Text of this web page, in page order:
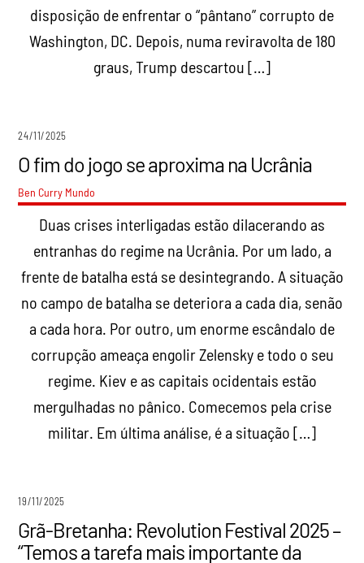
disposição de enfrentar o “pântano” corrupto de
Washington, DC. Depois, numa reviravolta de 180
graus, Trump descartou […]
24/11/2025
O fim do jogo se aproxima na Ucrânia
Ben Curry Mundo
Duas crises interligadas estão dilacerando as
entranhas do regime na Ucrânia. Por um lado, a
frente de batalha está se desintegrando. A situação
no campo de batalha se deteriora a cada dia, senão
a cada hora. Por outro, um enorme escândalo de
corrupção ameaça engolir Zelensky e todo o seu
regime. Kiev e as capitais ocidentais estão
mergulhadas no pânico. Comecemos pela crise
militar. Em última análise, é a situação […]
19/11/2025
Grã-Bretanha: Revolution Festival 2025 –
“Temos a tarefa mais importante da